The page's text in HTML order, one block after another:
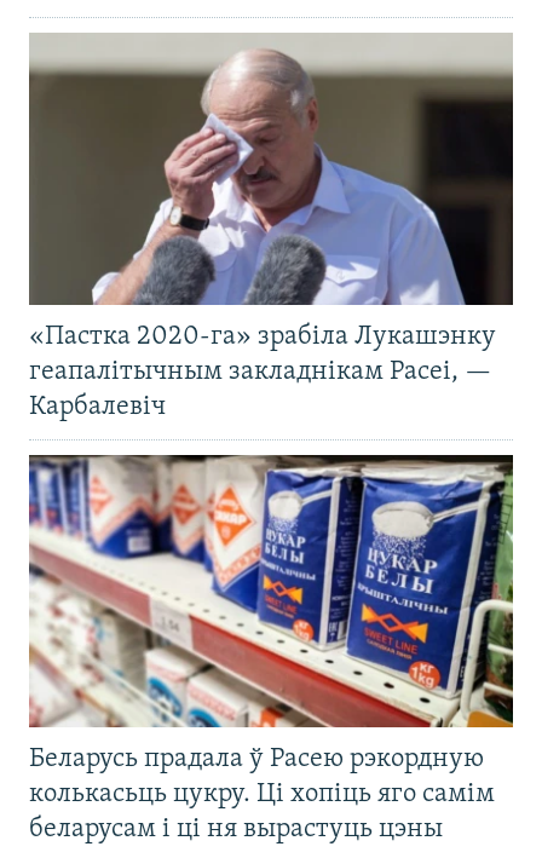
«Пастка 2020-га» зрабіла Лукашэнку
геапалітычным закладнікам Расеі, —
Карбалевіч
Беларусь прадала ў Расею рэкордную
колькасьць цукру. Ці хопіць яго самім
беларусам і ці ня вырастуць цэны